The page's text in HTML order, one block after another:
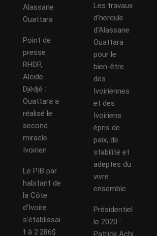
Alassane
Ouattara
Point de
presse
RHDP,
Alcide
Djédjé :
Ouattara a
réalisé le
second
miracle
Ivoirien
Le PIB par
habitant de
la Côte
d’Ivoire
s’établissai
t à 2.286$
Les travaux
d’hercule
d’Alassane
Ouattara
pour le
bien-être
des
Ivoiriennes
et des
Ivoiriens
épris de
paix, de
stabilité et
adeptes du
vivre
ensemble.
Présidentiel
le 2020 :
Patrick Achi